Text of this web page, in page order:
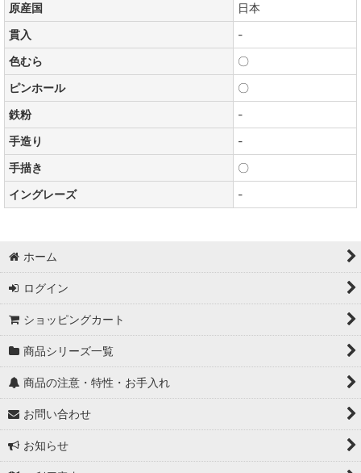
原産国
日本
貫入
-
色むら
〇
ピンホール
〇
鉄粉
-
手造り
-
手描き
〇
イングレーズ
-
ホーム
ログイン
ショッピングカート
商品シリーズ一覧
商品の注意・特性・お手入れ
お問い合わせ
お知らせ